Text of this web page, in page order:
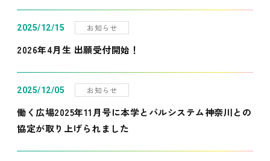
2025/12/15 お知らせ
2026年4月生 出願受付開始！
2025/12/05 お知らせ
働く広場2025年11月号に本学とパルシステム神奈川との
協定が取り上げられました